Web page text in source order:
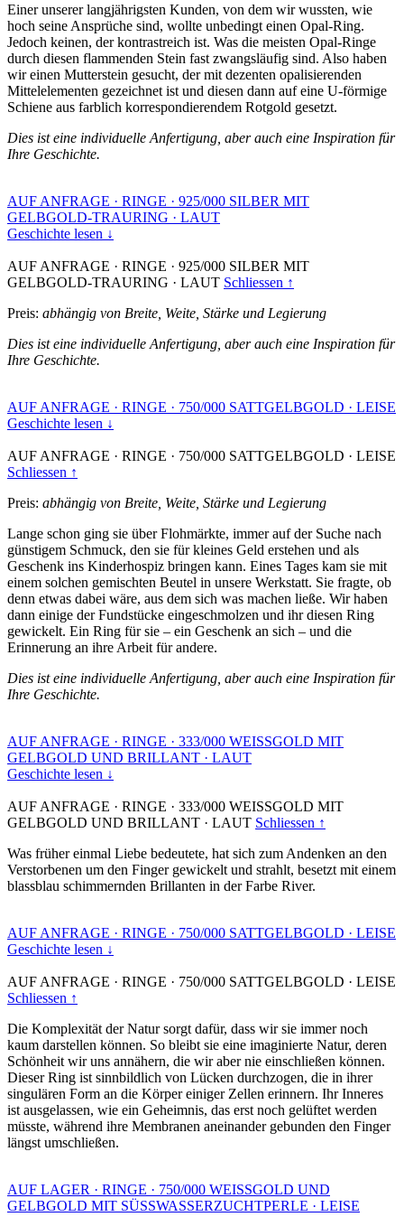
Einer unserer langjährigsten Kunden, von dem wir wussten, wie
hoch seine Ansprüche sind, wollte unbedingt einen Opal-Ring.
Jedoch keinen, der kontrastreich ist. Was die meisten Opal-Ringe
durch diesen flammenden Stein fast zwangsläufig sind. Also haben
wir einen Mutterstein gesucht, der mit dezenten opalisierenden
Mittelelementen gezeichnet ist und diesen dann auf eine U-förmige
Schiene aus farblich korrespondierendem Rotgold gesetzt.
Dies ist eine individuelle Anfertigung, aber auch eine Inspiration für
Ihre Geschichte.
AUF ANFRAGE · RINGE · 925/000 SILBER MIT
GELBGOLD-TRAURING · LAUT
Geschichte lesen ↓
AUF ANFRAGE · RINGE · 925/000 SILBER MIT
GELBGOLD-TRAURING · LAUT Schliessen ↑
Preis: abhängig von Breite, Weite, Stärke und Legierung
Dies ist eine individuelle Anfertigung, aber auch eine Inspiration für
Ihre Geschichte.
AUF ANFRAGE · RINGE · 750/000 SATTGELBGOLD · LEISE
Geschichte lesen ↓
AUF ANFRAGE · RINGE · 750/000 SATTGELBGOLD · LEISE
Schliessen ↑
Preis: abhängig von Breite, Weite, Stärke und Legierung
Lange schon ging sie über Flohmärkte, immer auf der Suche nach
günstigem Schmuck, den sie für kleines Geld erstehen und als
Geschenk ins Kinderhospiz bringen kann. Eines Tages kam sie mit
einem solchen gemischten Beutel in unsere Werkstatt. Sie fragte, ob
denn etwas dabei wäre, aus dem sich was machen ließe. Wir haben
dann einige der Fundstücke eingeschmolzen und ihr diesen Ring
gewickelt. Ein Ring für sie – ein Geschenk an sich – und die
Erinnerung an ihre Arbeit für andere.
Dies ist eine individuelle Anfertigung, aber auch eine Inspiration für
Ihre Geschichte.
AUF ANFRAGE · RINGE · 333/000 WEISSGOLD MIT
GELBGOLD UND BRILLANT · LAUT
Geschichte lesen ↓
AUF ANFRAGE · RINGE · 333/000 WEISSGOLD MIT
GELBGOLD UND BRILLANT · LAUT Schliessen ↑
Was früher einmal Liebe bedeutete, hat sich zum Andenken an den
Verstorbenen um den Finger gewickelt und strahlt, besetzt mit einem
blassblau schimmernden Brillanten in der Farbe River.
AUF ANFRAGE · RINGE · 750/000 SATTGELBGOLD · LEISE
Geschichte lesen ↓
AUF ANFRAGE · RINGE · 750/000 SATTGELBGOLD · LEISE
Schliessen ↑
Die Komplexität der Natur sorgt dafür, dass wir sie immer noch
kaum darstellen können. So bleibt sie eine imaginierte Natur, deren
Schönheit wir uns annähern, die wir aber nie einschließen können.
Dieser Ring ist sinnbildlich von Lücken durchzogen, die in ihrer
singulären Form an die Körper einiger Zellen erinnern. Ihr Inneres
ist ausgelassen, wie ein Geheimnis, das erst noch gelüftet werden
müsste, während ihre Membranen aneinander gebunden den Finger
längst umschließen.
AUF LAGER · RINGE · 750/000 WEISSGOLD UND
GELBGOLD MIT SÜSSWASSERZUCHTPERLE · LEISE